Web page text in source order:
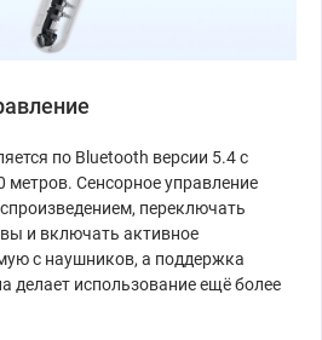
по Bluetooth версии 5.4 с
метров. Сенсорное управление
переключать
и включать активное
с наушников, а поддержка
делает использование ещё более